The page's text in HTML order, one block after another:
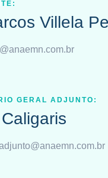
Villela
GERAL ADJUNTO: